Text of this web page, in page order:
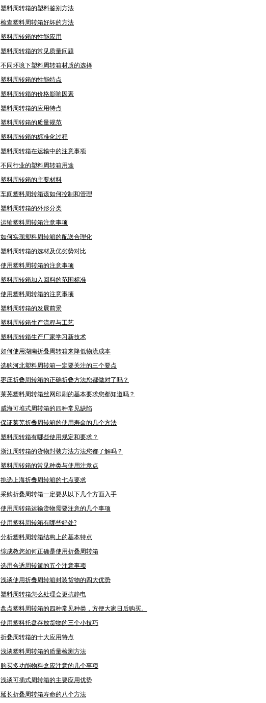
塑料周转箱的塑料鉴别方法
检查塑料周转箱好坏的方法
塑料周转箱的性能应用
塑料周转箱的常见质量问题
不同环境下塑料周转箱材质的选择
塑料周转箱的性能特点
塑料周转箱的价格影响因素
塑料周转箱的应用特点
塑料周转箱的质量规范
塑料周转箱的标准化过程
塑料周转箱在运输中的注意事项
不同行业的塑料周转箱用途
塑料周转箱的主要材料
车间塑料周转箱该如何控制和管理
塑料周转箱的外形分类
运输塑料周转箱注意事项
如何实现塑料周转箱的配送合理化
塑料周转箱的选材及优劣势对比
使用塑料周转箱的注意事项
塑料周转箱加入回料的范围标准
使用塑料周转箱的注意事项
塑料周转箱的发展前景
塑料周转箱生产流程与工艺
塑料周转箱生产厂家学习新技术
如何使用湖南折叠周转箱来降低物流成本
选购河北塑料周转箱一定要关注的三个要点
枣庄折叠周转箱的正确折叠方法您都做对了吗？
莱芜塑料周转箱丝网印刷的基本要求您都知道吗？
威海可堆式周转箱的四种常见缺陷
保证莱芜折叠周转箱的使用寿命的几个方法
塑料周转箱有哪些使用规定和要求？
浙江周转箱的货物封装方法方法您都了解吗？
塑料周转箱的常见种类与使用注意点
挑选上海折叠周转箱的七点要求
采购折叠周转箱一定要从以下几个方面入手
使用周转箱运输货物需要注意的几个事项
使用塑料周转箱有哪些好处?
分析塑料周转箱结构上的基本特点
综成教您如何正确是使用折叠周转箱
选用合适周转筐的五个注意事项
浅谈使用折叠周转箱封装货物的四大优势
塑料周转箱怎么处理会更抗静电
盘点塑料周转箱的四种常见种类，方便大家日后购买。
使用塑料托盘存放货物的三个小技巧
折叠周转箱的十大应用特点
浅谈塑料周转箱的质量检测方法
购买多功能物料盒应注意的几个事项
浅谈可插式周转箱的主要应用优势
延长折叠周转箱寿命的八个方法